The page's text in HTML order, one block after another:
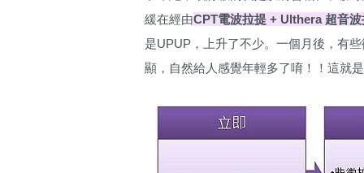
緩在經由CPT電波拉提 + Ulthera 超音
是UPUP，上升了不少。一個月後，有
顯，自然給人感覺年輕多了唷！！這就